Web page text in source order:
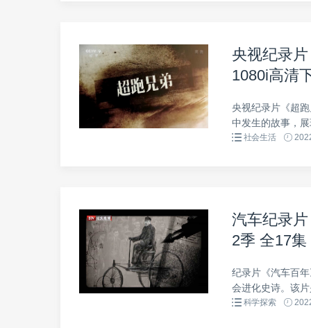
央视纪录
1080i高清
央视纪录片《超
中发生的故事，
社会生活
汽车纪录
2季 全17
纪录片《汽车百
会进化史诗。该
科学探索